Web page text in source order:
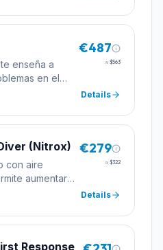
enseña a
en el
€487
≈ $563
Details
(Nitrox)
con aire
aumentar
con mayor
€279
≈ $322
Details
Response